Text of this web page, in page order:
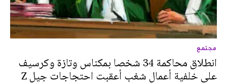
مجتمع
انطلاق محاكمة 34 شخصا بمكناس وتازة وكرسيف
على خلفية أعمال شغب أعقبت احتجاجات جيل Z‎